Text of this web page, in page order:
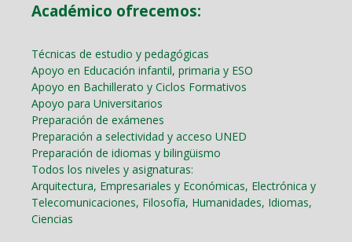
Académico ofrecemos:
Técnicas de estudio y pedagógicas
Apoyo en Educación infantil, primaria y ESO
Apoyo en Bachillerato y Ciclos Formativos
Apoyo para Universitarios
Preparación de exámenes
Preparación a selectividad y acceso UNED
Preparación de idiomas y bilingüismo
Todos los niveles y asignaturas:
Arquitectura, Empresariales y Económicas, Electrónica y
Telecomunicaciones, Filosofía, Humanidades, Idiomas,
Ciencias